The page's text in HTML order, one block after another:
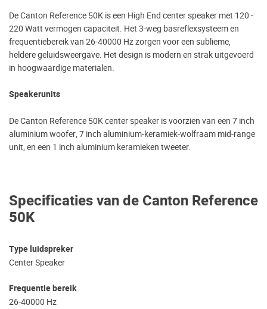
Specificaties van de Canton Reference
50K
Type luidspreker
Center Speaker
Frequentie bereik
26-40000 Hz
De Canton Reference 50K is een High End center speaker met 120 -
220 Watt vermogen capaciteit. Het 3-weg basreflexsysteem en
frequentiebereik van 26-40000 Hz zorgen voor een sublieme,
heldere geluidsweergave. Het design is modern en strak uitgevoerd
in hoogwaardige materialen.
Speakerunits
De Canton Reference 50K center speaker is voorzien van een 7 inch
aluminium woofer, 7 inch aluminium-keramiek-wolfraam mid-range
unit, en een 1 inch aluminium keramieken tweeter.